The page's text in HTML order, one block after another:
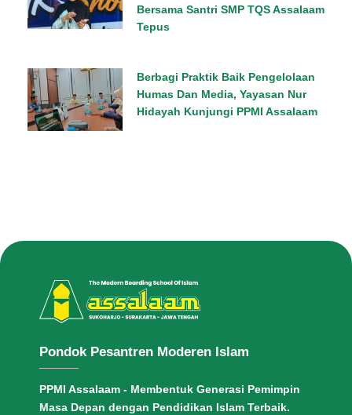
Bersama Santri SMP TQS Assalaam
Tepus
Berbagi Praktik Baik Pengelolaan
Humas Dan Media, Yayasan Nur
Hidayah Kunjungi PPMI Assalaam
Pondok Pesantren Moderen Islam
PPMI Assalaam - Membentuk Generasi Pemimpin
Masa Depan dengan Pendidikan Islam Terbaik.